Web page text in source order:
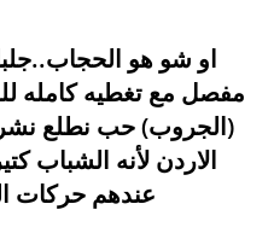
او شو هو
مفصل مع تغطيه كامله
(الجروب) حب نطلع
الاردن لأنه الشباب
عندهم حركات